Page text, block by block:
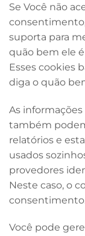
Se Você não
suporta para
quão bem ele
Esses cookies
diga o quão
As
também
relatórios e
usados
provedores
Neste caso, o
Você pode